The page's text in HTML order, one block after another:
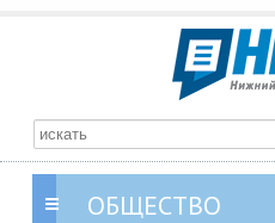
ОБЩЕСТВО